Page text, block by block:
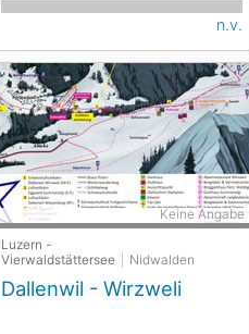
n.v.
Luzern -
Vierwaldstättersee
Nidwalden
Dallenwil - Wirzweli
Keine Angabe